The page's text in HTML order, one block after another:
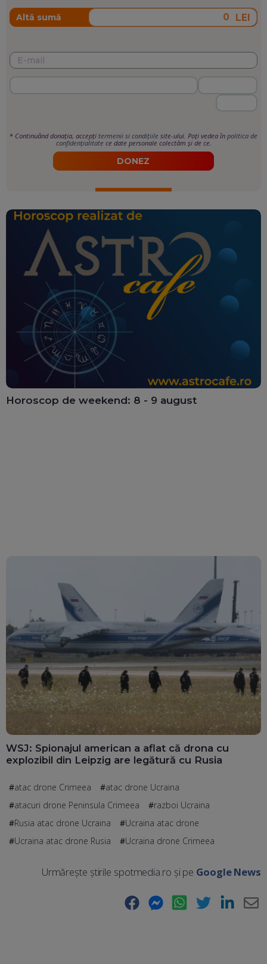
Altă sumă LEI
* Continuând donația, accepți termenii si condițiile site-ului. Poți vedea în politica de
confidențialitate ce date personale colectăm și de ce.
DONEZ
Horoscop de weekend: 8 - 9 august
WSJ: Spionajul american a aflat că drona cu
explozibil din Leipzig are legătură cu Rusia
atac drone Crimeea
atac drone Ucraina
atacuri drone Peninsula Crimeea
razboi Ucraina
Rusia atac drone Ucraina
Ucraina atac drone
Ucraina atac drone Rusia
Ucraina drone Crimeea
Urmărește știrile spotmedia.ro și pe Google News
Facebook Messenger WhatsApp Twitter LinkedIn